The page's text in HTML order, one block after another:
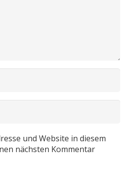
und Website in diesem
nächsten Kommentar